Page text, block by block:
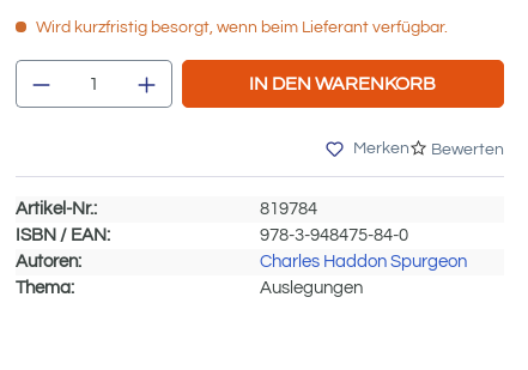
Wird kurzfristig besorgt, wenn beim Lieferant verfügbar.
Produkt Anzahl: Gib den gewünschten
IN DEN WARENKORB
Merken Bewerten
Artikel-Nr.:
819784
ISBN / EAN:
978-3-948475-84-0
Autoren:
Charles Haddon Spurgeon
Thema:
Auslegungen